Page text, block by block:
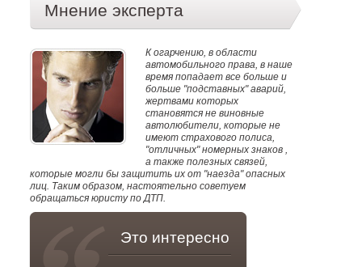
Мнение эксперта
К огарчению, в области
автомобильного права, в наше
время попадает все больше и
больше "подставных" аварий,
жертвами которых
становятся не виновные
автолюбители, которые не
имеют страхового полиса,
"отличных" номерных знаков ,
а также полезных связей,
которые могли бы защитить их от "наезда" опасных
лиц. Таким образом, настоятельно советуем
обращаться юристу по ДТП.
Это интересно